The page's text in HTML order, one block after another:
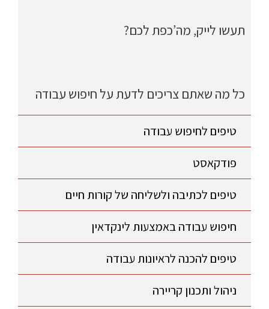
תעשו לייק, מה’כפת לכם?
כל מה שאתם צריכים לדעת על חיפוש עבודה
טיפים לחיפוש עבודה
פודקאסט
טיפים לכתיבה ולשליחה של קורות חיים
חיפוש עבודה באמצעות לינקדאין
טיפים להכנה לראיונות עבודה
ניהול ותכנון קריירה